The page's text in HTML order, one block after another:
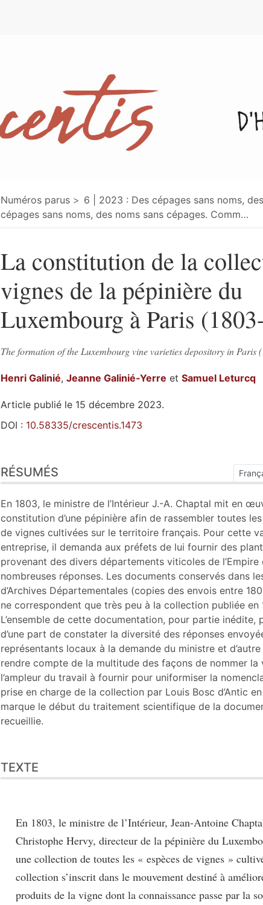
Numéros parus 6 | 2023 : Des cépages sans noms,
cépages sans noms, des noms sans cépages. Comm…
La constitution de la
vignes de la pépinière du
Luxembourg à Paris
The formation of the Luxembourg vine varieties depository in Paris
Henri Galinié, Jeanne Galinié-Yerre et Samuel Leturcq
Article publié le 15 décembre 2023.
DOI : 10.58335/crescentis.1473
Index
Texte
Bibliographie
Notes
Illustrations
Citer cet article
Auteurs
RÉSUMÉS
En 1803, le ministre de l’Intérieur J.-A. Chaptal mit en
constitution d’une pépinière afin de rassembler toutes
de vignes cultivées sur le territoire français. Pour cette
entreprise, il demanda aux préfets de lui fournir des
provenant des divers départements viticoles de
nombreuses réponses. Les documents conservés dans
d’Archives Départementales (copies des envois entre
ne correspondent que très peu à la collection publiée en
L’ensemble de cette documentation, pour partie inédite,
d’une part de constater la diversité des réponses
représentants locaux à la demande du ministre et
rendre compte de la multitude des façons de nommer la
l’ampleur du travail à fournir pour uniformiser la
prise en charge de la collection par Louis Bosc d’Antic
marque le début du traitement scientifique de la
recueillie.
TEXTE
En 1803, le ministre de l’Intérieur, Jean-Antoine
Christophe Hervy, directeur de la pépinière du
une collection de toutes les « espèces de vignes »
collection s’inscrit dans le mouvement destiné à
produits de la vigne dont la connaissance passe par la